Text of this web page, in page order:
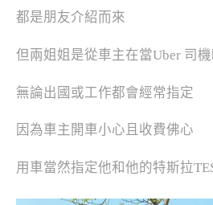
都是朋友介紹而來
但兩姐姐是從車主在當Uber 司
無論出國或工作都會經常指定
因為車主開車小心且收費佛心
用車當然指定他和他的特斯拉